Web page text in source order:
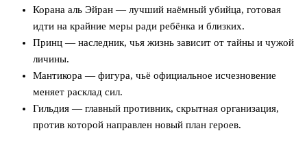
Корана аль Эйран — лучший наёмный убийца, готовая
идти на крайние меры ради ребёнка и близких.
Принц — наследник, чья жизнь зависит от тайны и чужой
личины.
Мантикора — фигура, чьё официальное исчезновение
меняет расклад сил.
Гильдия — главный противник, скрытная организация,
против которой направлен новый план героев.